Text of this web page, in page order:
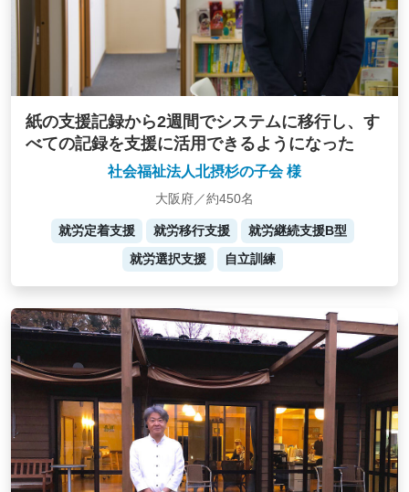
紙の支援記録から2週間でシステムに移行し、す
べての記録を支援に活用できるようになった
社会福祉法人北摂杉の子会 様
大阪府／約450名
就労定着支援 就労移行支援
就労継続支援B型
就労選択支援
自立訓練